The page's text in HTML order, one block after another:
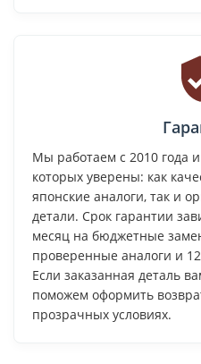
Мы работаем с 2010 года
которых уверены: как
японские аналоги, так и
детали. Срок гарантии
месяц на бюджетные
проверенные аналоги и
Если заказанная деталь
поможем оформить
прозрачных условиях.